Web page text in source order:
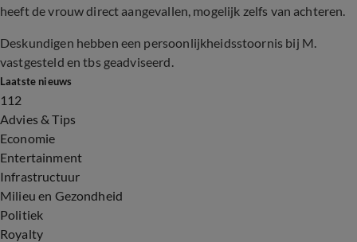
heeft de vrouw direct aangevallen, mogelijk zelfs van achteren.
Deskundigen hebben een persoonlijkheidsstoornis bij M.
vastgesteld en tbs geadviseerd.
Laatste nieuws
112
Advies & Tips
Economie
Entertainment
Infrastructuur
Milieu en Gezondheid
Politiek
Royalty